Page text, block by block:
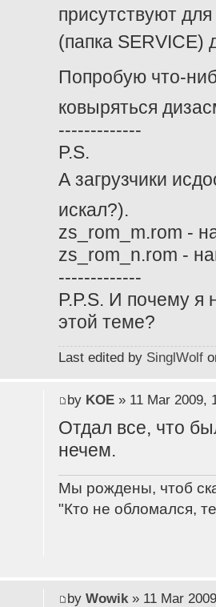
присутствуют
(папка SERVICE)
Попробую что-
ковыряться
-------------
P.S.
А загрузчики
искал?).
zs_rom_m.rom -
zs_rom_n.rom -
-------------
P.P.S. И почему я
этой теме?
Last edited by SinglWolf
by KOE» 11 Mar 2009,
Отдал все, что
нечем.
Мы рождены, чтоб
"Кто не обломался,
by Wowik» 11 Mar